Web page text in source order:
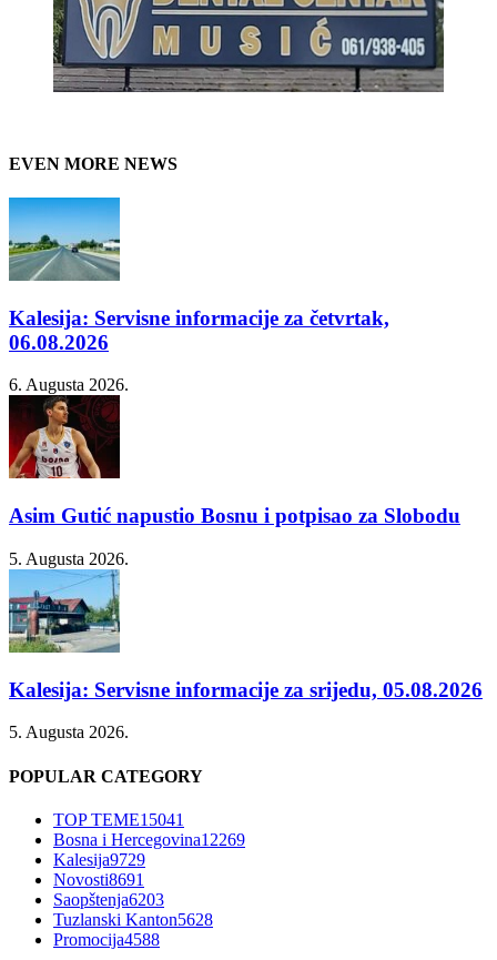
EVEN MORE NEWS
Kalesija: Servisne informacije za četvrtak,
06.08.2026
6. Augusta 2026.
Asim Gutić napustio Bosnu i potpisao za Slobodu
5. Augusta 2026.
Kalesija: Servisne informacije za srijedu, 05.08.2026
5. Augusta 2026.
POPULAR CATEGORY
TOP TEME15041
Bosna i Hercegovina12269
Kalesija9729
Novosti8691
Saopštenja6203
Tuzlanski Kanton5628
Promocija4588